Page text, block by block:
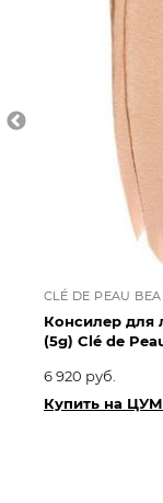
CLÉ DE PEAU
Консилер для
(5g) Clé de
6 920 руб.
Купить на ЦУМ